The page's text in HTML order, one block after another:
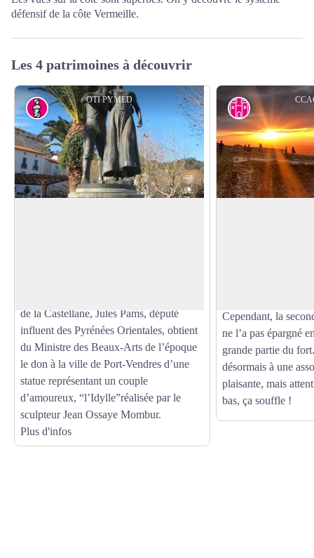
défensif de la côte Vermeille.
Les 4 patrimoines à découvrir
OTI PYMED
Art
de la Castellane, Jules Pams, député
influent des Pyrénées Orientales, obtient
du Ministre des Beaux-Arts de l’époque
le don à la ville de Port-Vendres d’une
statue représentant un couple
d’amoureux, “l’Idylle”réalisée par le
sculpteur Jean Ossaye Mombur.
Plus d'infos
Patrimoine
Cependant, la
ne l’a pas épargné
grande partie du
désormais à une
plaisante, mais
bas, ça souffle !